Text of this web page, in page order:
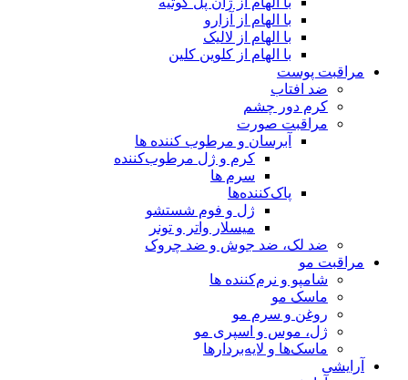
با الهام از آزارو
با الهام از لالیک
با الهام از کلوین کلین
مراقبت پوست
ضد افتاب
کرم دور چشم
مراقبت صورت
آبرسان و مرطوب کننده ها
کرم و ژل مرطوب‌کننده
سرم ها
پاک‌کننده‌ها
ژل و فوم شستشو
میسلار واتر و تونر
ضد لک، ضد جوش و ضد چروک
مراقبت مو
شامپو و نرم‌کننده ها
ماسک مو
روغن و سرم مو
ژل، موس و اسپری مو
ماسک‌ها و لایه‌بردارها
آرایشی